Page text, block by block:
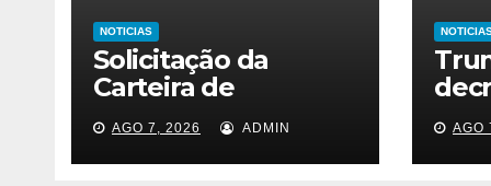
NOTICIAS
Solicitação da
Carteira de
Fibromialgia passa a
ser exclusivamente
pelo aplicativo João
AGO 7, 2026 ADMIN
e
a AGO